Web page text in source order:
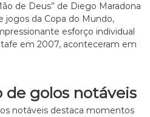
de Deus” de Diego Maradona
jogos da Copa do Mundo,
esforço individual
em 2007, aconteceram em
golos notáveis
notáveis destaca momentos